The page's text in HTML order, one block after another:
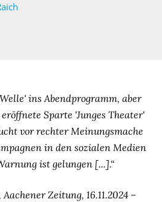
ins Abendprogramm, aber
Sparte 'Junges Theater'
vor rechter Meinungsmache
in den sozialen Medien
ist gelungen [...].“
Zeitung, 16.11.2024 –